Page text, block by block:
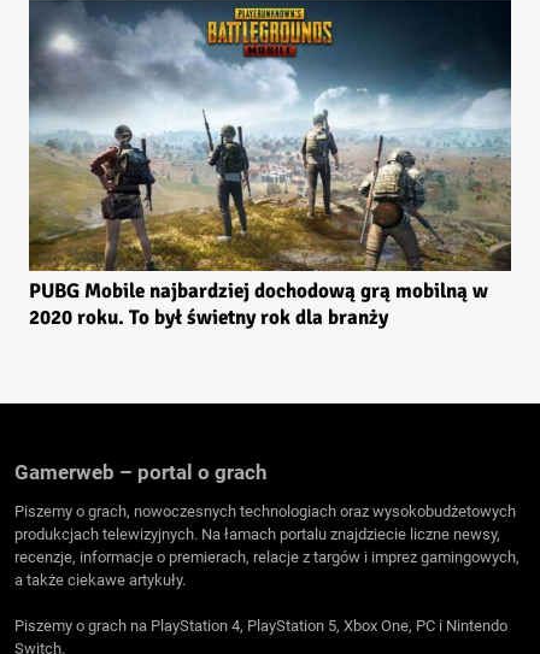
PUBG Mobile najbardziej dochodową grą mobilną w
2020 roku. To był świetny rok dla branży
Gamerweb – portal o grach
Piszemy o grach, nowoczesnych technologiach oraz wysokobudżetowych
produkcjach telewizyjnych. Na łamach portalu znajdziecie liczne newsy,
recenzje, informacje o premierach, relacje z targów i imprez gamingowych,
a także ciekawe artykuły.
Piszemy o grach na PlayStation 4, PlayStation 5, Xbox One, PC i Nintendo
Switch.